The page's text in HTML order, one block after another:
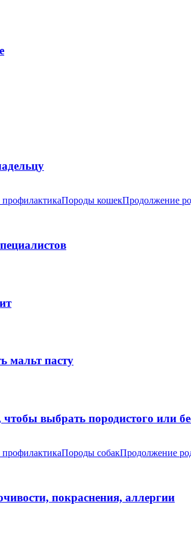
Породы кошекПродолжение
мальт пасту
выбрать породистого или
Породы собакПродолжение
покраснения, аллергии